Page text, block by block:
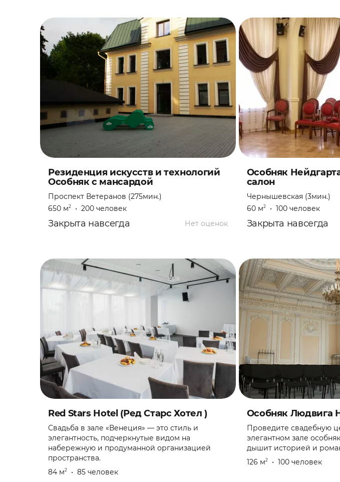
День рождения
Детский праздник
Игра в мафию
Квартирник
Кинопоказ
Конференция
Концерт
Корпоратив
Мальчишник
Мастер-класс
Новогодняя ночь
Праздник
Свадебная вечеринка
Свадьба
Свидание
Театральная постановка
Резиденция искусств и технологий
Особняк с мансардой
Проспект Ветеранов (275мин.)
650 м2 • 200 человек
Нет оценок
Закрыта навсегда
Особняк
салон
Чернышевская (3мин.)
60 м2• 100 человек
Закрыта навсегда
Red Stars Hotel (Ред Старс Хотел )
Свадьба в зале «Венеция» — это стиль и
элегантность, подчеркнутые видом на
набережную и продуманной организацией
пространства.
84 м2 • 85 человек
Особняк Людвига
Проведите свадебную
элегантном зале
дышит историей и
126 м2• 100 человек